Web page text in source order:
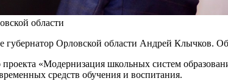
области
губернатор Орловской области Андрей Клычков.
«Модернизация школьных систем
средств обучения и воспитания.